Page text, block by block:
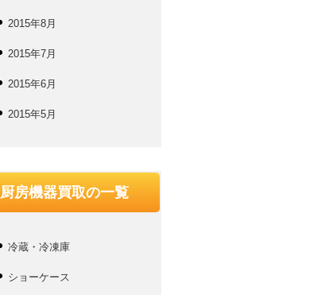
2015年8月
2015年7月
2015年6月
2015年5月
厨房機器買取の一覧
冷蔵・冷凍庫
ショーケース